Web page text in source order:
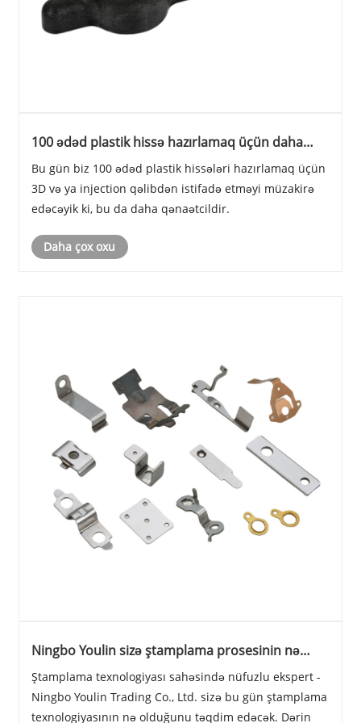
100 ədəd plastik hissə hazırlamaq üçün daha
istifadə etmək istəyirsiniz?
Bu gün biz 100 ədəd plastik hissələri hazırlamaq üçün
3D və ya injection qəlibdən istifadə etməyi müzakirə
edəcəyik ki, bu da daha qənaətcildir.
Daha çox oxu
Ningbo Youlin sizə ştamplama prosesinin nə
Ştamplama texnologiyası sahəsində nüfuzlu ekspert -
Ningbo Youlin Trading Co., Ltd. sizə bu gün ştamplama
texnologiyasının nə olduğunu təqdim edəcək. Dərin